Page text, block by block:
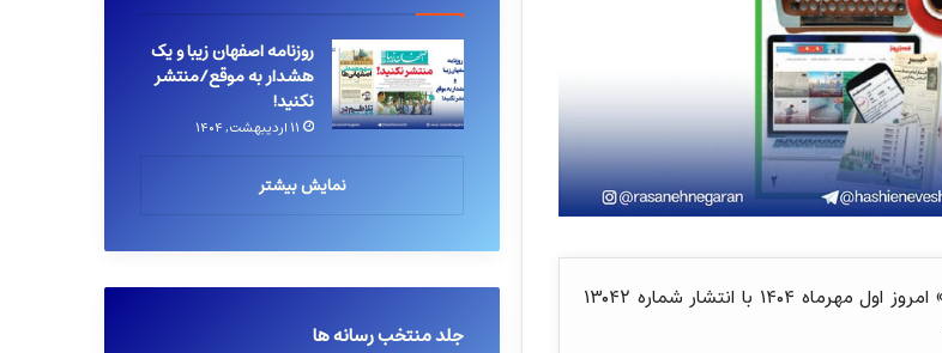
:روزنامه «خبرجنوب» امروز اول مهرماه ۱۴۰۴ با انتشار شماره ۱۳۰۴۲
روزنامه اصفهان زیبا و یک
هشدار به موقع/منتشر
نکنید!
۱۱ اردیبهشت, ۱۴۰۴
نمایش بیشتر
جلد منتخب رسانه ها